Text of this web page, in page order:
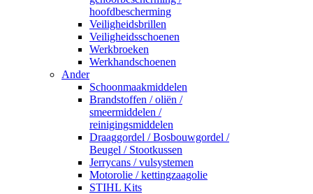
hoofdbescherming
Veiligheidsbrillen
Veiligheidsschoenen
Werkbroeken
Werkhandschoenen
Ander
Schoonmaakmiddelen
Brandstoffen / oliën /
smeermiddelen /
reinigingsmiddelen
Draaggordel / Bosbouwgordel /
Beugel / Stootkussen
Jerrycans / vulsystemen
Motorolie / kettingzaagolie
STIHL Kits